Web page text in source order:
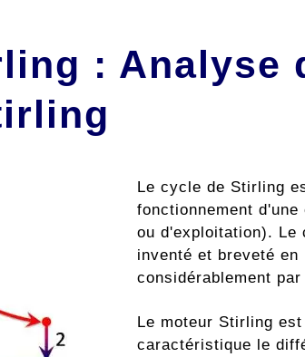
: Analyse
Le cycle de Stirling
fonctionnement
ou d'exploitation).
inventé et breveté
considérablement
Le moteur Stirling
caractéristique le